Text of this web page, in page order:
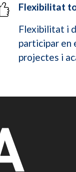
Flexibilitat
Flexibilitat i
participar en
projectes i